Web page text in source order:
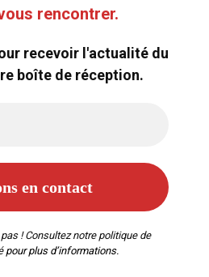
rencontrer.
recevoir l'actualité du
boîte de réception.
! Consultez notre politique de
pour plus d’informations.